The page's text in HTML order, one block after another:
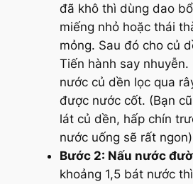
đã khô thì dùng dao
miếng nhỏ hoặc thái
mỏng. Sau đó cho củ
Tiến hành say nhuyễn.
nước củ dền lọc qua
được nước cốt. (Bạn
lát củ dền, hấp chín
nước uống sẽ rất
Bước 2: Nấu nước
khoảng 1,5 bát nước